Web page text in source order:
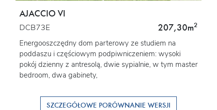
AJACCIO VI
DCB73E 207,30m2
Energooszczędny dom parterowy ze studiem na
poddaszu i częściowym podpiwniczeniem: wysoki
pokój dzienny z antresolą, dwie sypialnie, w tym master
bedroom, dwa gabinety,
SZCZEGÓŁOWE PORÓWNANIE WERSJI